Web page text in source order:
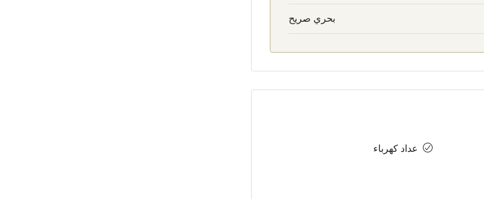
بحري صريح
عداد كهرباء